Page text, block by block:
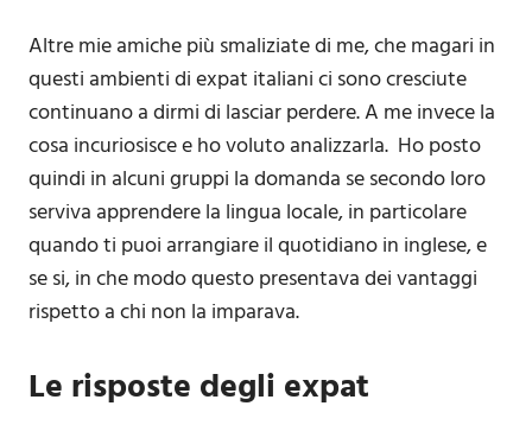
Altre mie amiche più smaliziate di me, che magari in
questi ambienti di expat italiani ci sono cresciute
continuano a dirmi di lasciar perdere. A me invece la
cosa incuriosisce e ho voluto analizzarla. Ho posto
quindi in alcuni gruppi la domanda se secondo loro
serviva apprendere la lingua locale, in particolare
quando ti puoi arrangiare il quotidiano in inglese, e
se si, in che modo questo presentava dei vantaggi
rispetto a chi non la imparava.
Le risposte degli expat